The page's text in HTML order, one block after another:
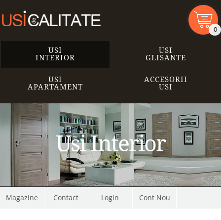
0
USI
INTERIOR
USI
GLISANTE
USI
APARTAMENT
ACCESORII
USI
Usi Interior
Magazine Contact Cont Nou